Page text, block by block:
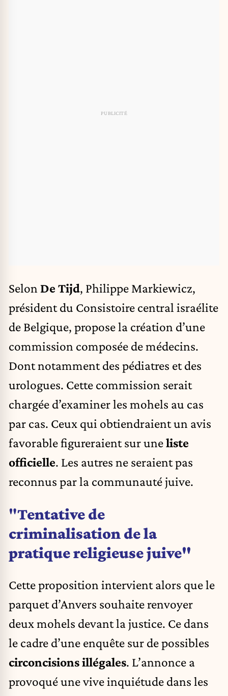
Selon De Tijd, Philippe Markiewicz,
président du Consistoire central israélite
de Belgique, propose la création d’une
commission composée de médecins.
Dont notamment des pédiatres et des
urologues. Cette commission serait
chargée d’examiner les mohels au cas
par cas. Ceux qui obtiendraient un avis
favorable figureraient sur uneliste
officielle. Les autres ne seraient pas
reconnus par la communauté juive.
"Tentative de
criminalisation de la
pratique religieuse juive"
Cette proposition intervient alors que le
parquet d’Anvers souhaite renvoyer
deux mohels devant la justice. Ce dans
le cadre d’une enquête sur de possibles
circoncisions illégales. L’annonce a
provoqué une vive inquiétude dans les